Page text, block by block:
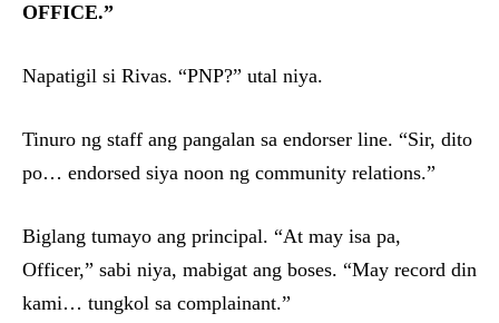
OFFICE.”
Napatigil si Rivas. “PNP?” utal niya.
Tinuro ng staff ang pangalan sa endorser line. “Sir, dito
po… endorsed siya noon ng community relations.”
Biglang tumayo ang principal. “At may isa pa,
Officer,” sabi niya, mabigat ang boses. “May record din
kami… tungkol sa complainant.”